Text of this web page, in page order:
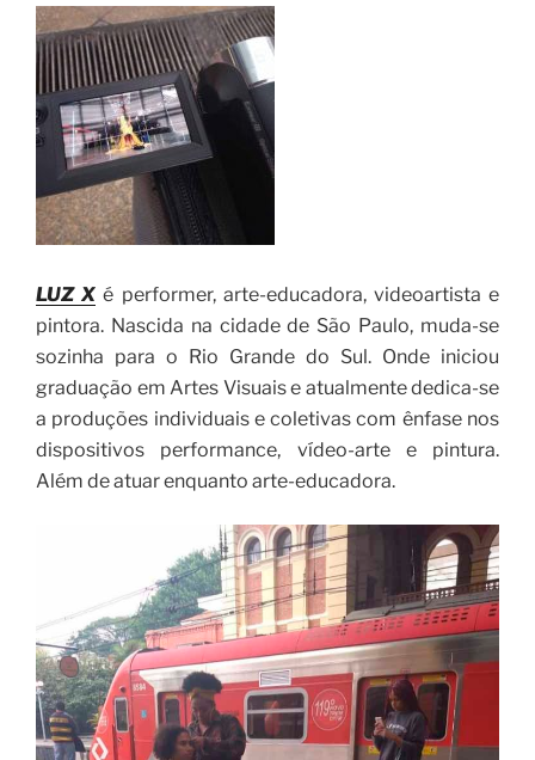
LUZ X é performer, arte-educadora, videoartista e
pintora. Nascida na cidade de São Paulo, muda-se
sozinha para o Rio Grande do Sul. Onde iniciou
graduação em Artes Visuais e atualmente dedica-se
a produções individuais e coletivas com ênfase nos
dispositivos performance, vídeo-arte e pintura.
Além de atuar enquanto arte-educadora.